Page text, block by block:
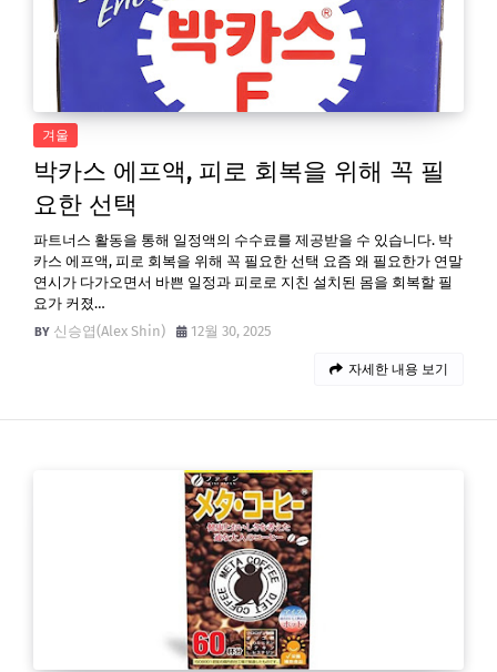
겨울
박카스 에프액, 피로 회복을 위해 꼭 필
요한 선택
파트너스 활동을 통해 일정액의 수수료를 제공받을 수 있습니다. 박
카스 에프액, 피로 회복을 위해 꼭 필요한 선택 요즘 왜 필요한가 연말
연시가 다가오면서 바쁜 일정과 피로로 지친 설치된 몸을 회복할 필
요가 커졌…
신승엽(Alex Shin)
12월 30, 2025
자세한 내용 보기